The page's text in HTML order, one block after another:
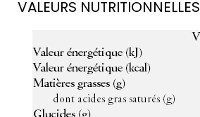
VALEURS NUTRITIONNELLES